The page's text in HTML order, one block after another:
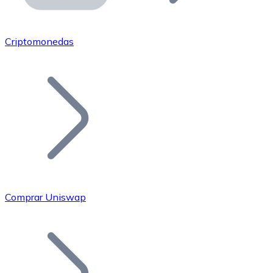
Únete a nuestra red de distribuidores.
Añade tu proyecto a nuestro ecosistema.
Bitcoin
Criptomonedas
Comprar Uniswap